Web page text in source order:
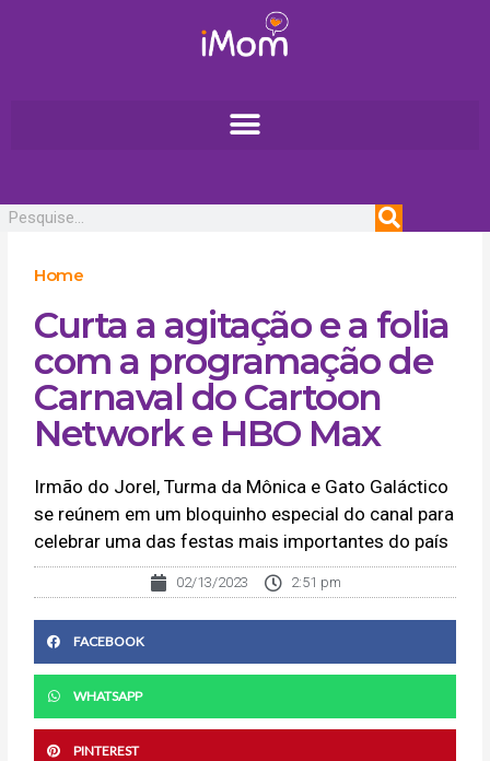
Home
Curta a agitação e a folia
com a programação de
Carnaval do Cartoon
Network e HBO Max
Irmão do Jorel, Turma da Mônica e Gato Galáctico
se reúnem em um bloquinho especial do canal para
celebrar uma das festas mais importantes do país
02/13/2023 2:51 pm
FACEBOOK
WHATSAPP
PINTEREST